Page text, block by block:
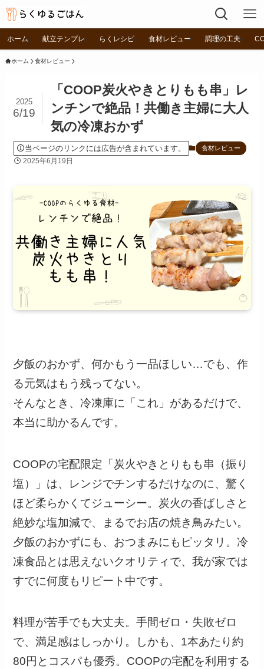
ホーム 献立テンプレ らくレシピ 食材レビュー 調理の工夫
ホーム 食材レビュー
「COOP炭火やきとりもも串」レ
ンチンで絶品！共働き主婦に大人
気の冷凍おかず
2025
6/19
当ページのリンクには広告が含まれています。 食材レビュー
2025年6月19日
夕飯のおかず、何かもう一品ほしい…でも、作
る元気はもう残ってない。
そんなとき、冷凍庫に「これ」があるだけで、
本当に助かるんです。
COOPの宅配限定「炭火やきとりもも串（振り
塩）」は、レンジでチンするだけなのに、驚く
ほど柔らかくてジューシー。炭火の香ばしさと
絶妙な塩加減で、まるでお店の焼き鳥みたい。
夕飯のおかずにも、おつまみにもピッタリ。冷
凍食品とは思えないクオリティで、我が家では
すでに何度もリピート中です。
料理が苦手でも大丈夫。手間ゼロ・失敗ゼロ
で、満足感はしっかり。しかも、1本あたり約
80円とコスパも優秀。COOPの宅配を利用する